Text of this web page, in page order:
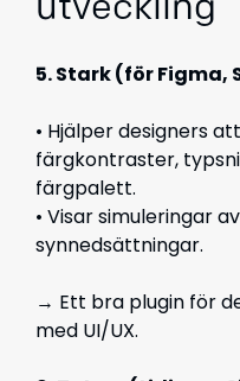
utveckling
5. Stark (för Figma,
• Hjälper designers
färgkontraster,
färgpalett.
• Visar simuleringar
synnedsättningar.
→ Ett bra plugin för
med UI/UX.